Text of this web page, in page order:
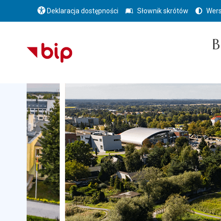
Deklaracja dostępności Słownik skrótów